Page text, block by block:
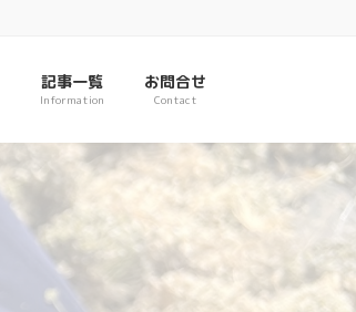
記事一覧
Information
お問合せ
Contact